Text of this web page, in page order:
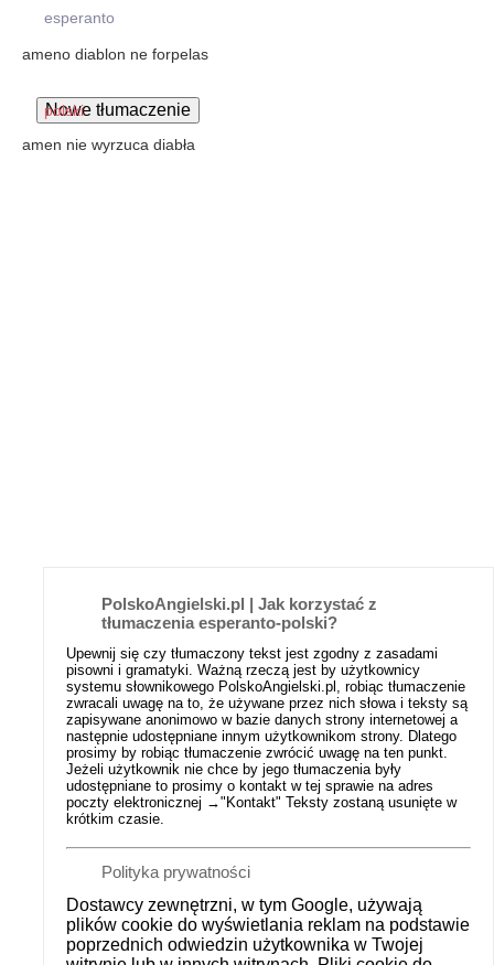
esperanto
ameno diablon ne forpelas
polski
amen nie wyrzuca diabła
PolskoAngielski.pl | Jak korzystać z
tłumaczenia esperanto-polski?
Upewnij się czy tłumaczony tekst jest zgodny z zasadami
pisowni i gramatyki. Ważną rzeczą jest by użytkownicy
systemu słownikowego PolskoAngielski.pl, robiąc tłumaczenie
zwracali uwagę na to, że używane przez nich słowa i teksty są
zapisywane anonimowo w bazie danych strony internetowej a
następnie udostępniane innym użytkownikom strony. Dlatego
prosimy by robiąc tłumaczenie zwrócić uwagę na ten punkt.
Jeżeli użytkownik nie chce by jego tłumaczenia były
udostępniane to prosimy o kontakt w tej sprawie na adres
poczty elektronicznej →"Kontakt" Teksty zostaną usunięte w
krótkim czasie.
Polityka prywatności
Dostawcy zewnętrzni, w tym Google, używają
plików cookie do wyświetlania reklam na podstawie
poprzednich odwiedzin użytkownika w Twojej